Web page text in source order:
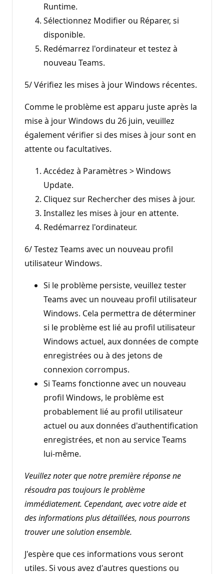
Runtime.
Sélectionnez Modifier ou Réparer, si
disponible.
Redémarrez l'ordinateur et testez à
nouveau Teams.
5/ Vérifiez les mises à jour Windows récentes.
Comme le problème est apparu juste après la
mise à jour Windows du 26 juin, veuillez
également vérifier si des mises à jour sont en
attente ou facultatives.
Accédez à Paramètres > Windows
Update.
Cliquez sur Rechercher des mises à jour.
Installez les mises à jour en attente.
Redémarrez l'ordinateur.
6/ Testez Teams avec un nouveau profil
utilisateur Windows.
Si le problème persiste, veuillez tester
Teams avec un nouveau profil utilisateur
Windows. Cela permettra de déterminer
si le problème est lié au profil utilisateur
Windows actuel, aux données de compte
enregistrées ou à des jetons de
connexion corrompus.
Si Teams fonctionne avec un nouveau
profil Windows, le problème est
probablement lié au profil utilisateur
actuel ou aux données d'authentification
enregistrées, et non au service Teams
lui-même.
Veuillez noter que notre première réponse ne
résoudra pas toujours le problème
immédiatement. Cependant, avec votre aide et
des informations plus détaillées, nous pourrons
trouver une solution ensemble.
J'espère que ces informations vous seront
utiles. Si vous avez d'autres questions ou